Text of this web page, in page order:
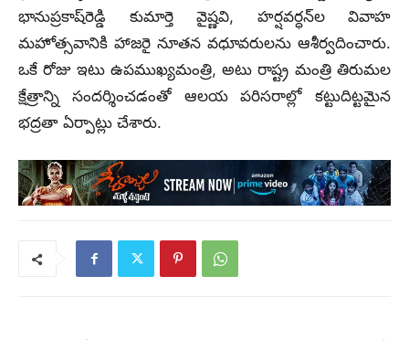
భానుప్రకాష్‌రెడ్డి కుమార్తె వైష్ణవి, హర్షవర్ధన్‌ల వివాహ
మహోత్సవానికి హాజరై నూతన వధూవరులను ఆశీర్వదించారు.
ఒకే రోజు ఇటు ఉపముఖ్యమంత్రి, అటు రాష్ట్ర మంత్రి తిరుమల
క్షేత్రాన్ని సందర్శించడంతో ఆలయ పరిసరాల్లో కట్టుదిట్టమైన
భద్రతా ఏర్పాట్లు చేశారు.